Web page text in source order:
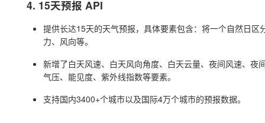
4. 15天预报 API
提供长达15天的天气预报，具体要素包含：将一个自然日
力、风向等。
新增了白天风速、白天风向角度、白天云量、夜间风速、
气压、能见度、紫外线指数等要素。
支持国内3400+个城市以及国际4万个城市的预报数据。